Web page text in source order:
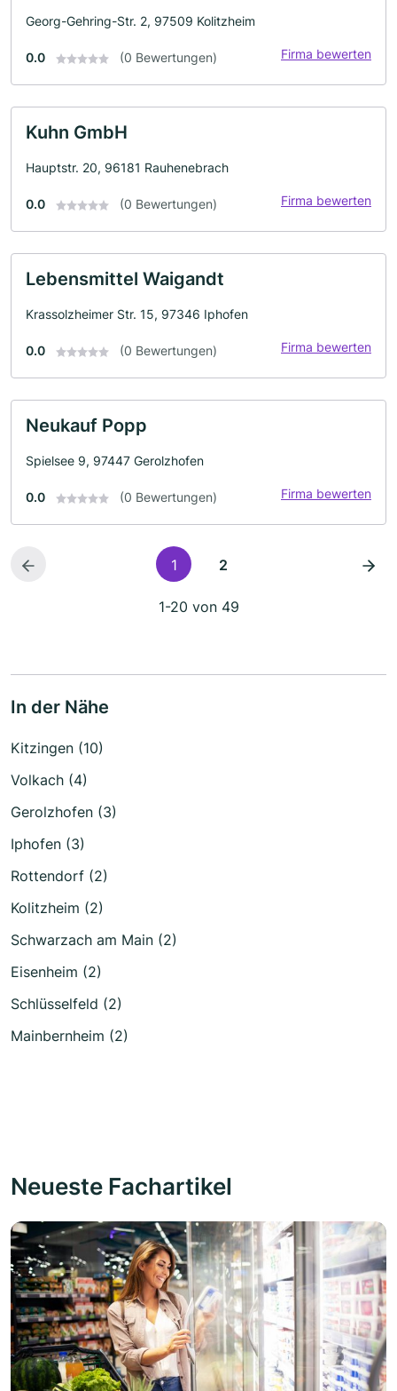
Georg-Gehring-Str. 2, 97509 Kolitzheim
0.0 (0 Bewertungen) Firma bewerten
Kuhn GmbH
Hauptstr. 20, 96181 Rauhenebrach
0.0 (0 Bewertungen) Firma bewerten
Lebensmittel Waigandt
Krassolzheimer Str. 15, 97346 Iphofen
0.0 (0 Bewertungen) Firma bewerten
Neukauf Popp
Spielsee 9, 97447 Gerolzhofen
0.0 (0 Bewertungen) Firma bewerten
1 2
1-20 von 49
In der Nähe
Kitzingen (10)
Volkach (4)
Gerolzhofen (3)
Iphofen (3)
Rottendorf (2)
Kolitzheim (2)
Schwarzach am Main (2)
Eisenheim (2)
Schlüsselfeld (2)
Mainbernheim (2)
Neueste Fachartikel